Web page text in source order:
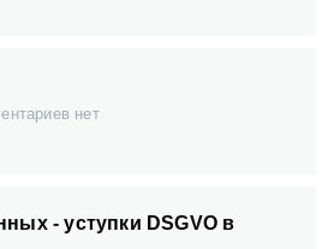
нет
- уступки DSGVO в